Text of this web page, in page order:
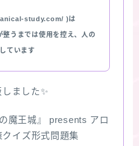
study.com/ )は
うまでは使用を控え、人の
ています
ました✨
魔王城』 presents アロ
イズ形式問題集